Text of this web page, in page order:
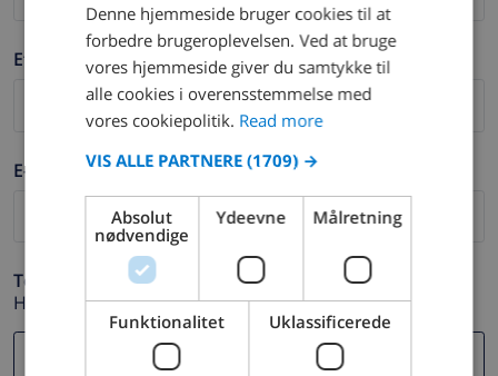
Efternavn *
E-mail *
Telefon *
Hvis din e-mail adresse ikke fungerer korrekt.
DUTCH
SPANISH
ITALIAN
NORWEGIAN
Denne hjemmeside bruger cookies til at
forbedre brugeroplevelsen. Ved at bruge
vores hjemmeside giver du samtykke til
alle cookies i overensstemmelse med
vores cookiepolitik. Read more
VIS ALLE PARTNERE (1709) →
Absolut
nødvendige
Ydeevne Målretning
Funktionalitet Uklassificerede